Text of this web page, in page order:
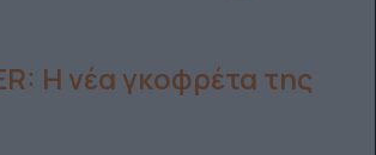
Η νέα γκοφρέτα της